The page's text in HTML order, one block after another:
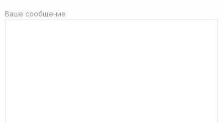
Ваше сообщение